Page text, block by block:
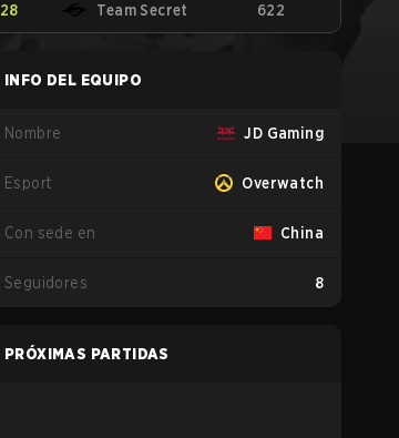
28 Team Secret 622
INFO DEL EQUIPO
Nombre JD Gaming
Esport Overwatch
Con sede en China
Seguidores 8
PRÓXIMAS PARTIDAS